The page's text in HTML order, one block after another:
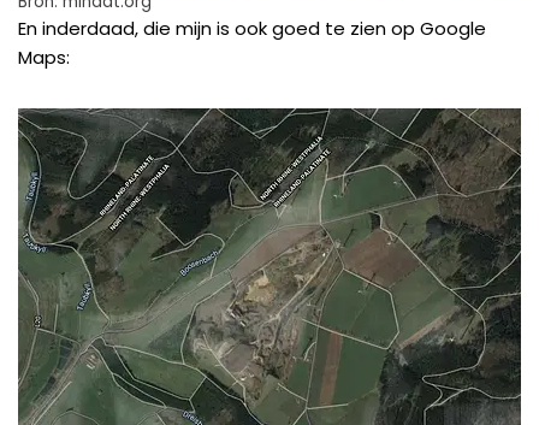
En inderdaad, die mijn is ook goed te zien op Google
Maps: